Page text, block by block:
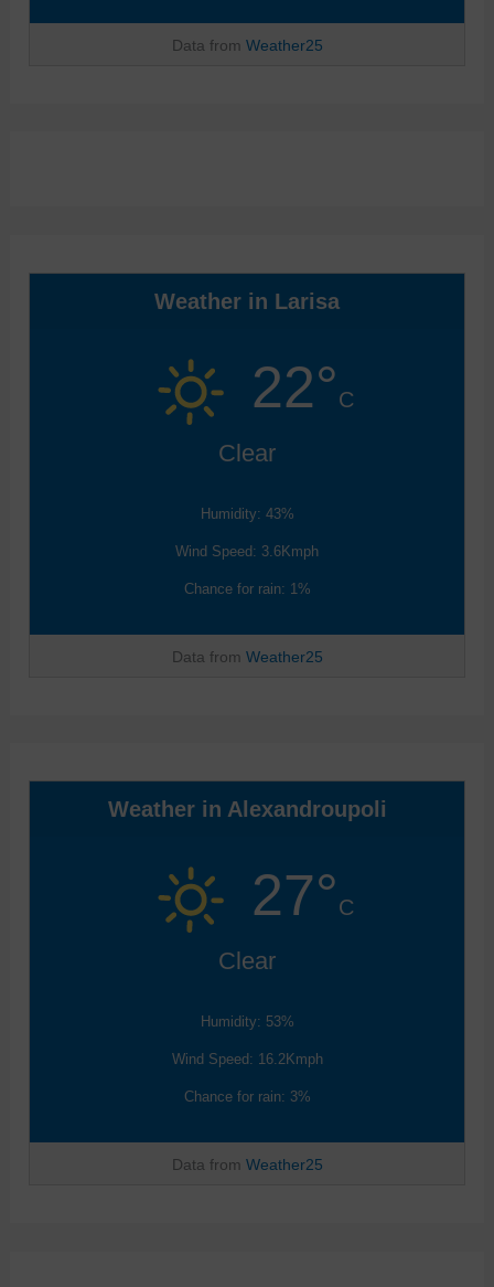
Data from Weather25
Weather in Larisa
22°C
Clear
Humidity: 43%
Wind Speed: 3.6Kmph
Chance for rain: 1%
Data from Weather25
Weather in Alexandroupoli
27°C
Clear
Humidity: 53%
Wind Speed: 16.2Kmph
Chance for rain: 3%
Data from Weather25